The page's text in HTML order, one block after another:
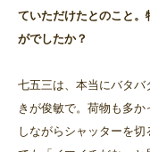
ていただけたとのこと
がでしたか？
七五三は、本当にバタ
きが俊敏で。荷物も多
しながらシャッターを